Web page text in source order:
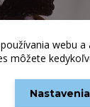
webu
môžete
Nastavenia